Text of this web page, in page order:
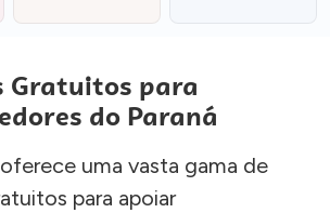
Gratuitos para
do Paraná
oferece uma vasta gama de
para apoiar